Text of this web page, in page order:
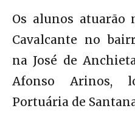
Os alunos atuarão
Cavalcante no
na José de
Afonso Arinos,
Portuária de